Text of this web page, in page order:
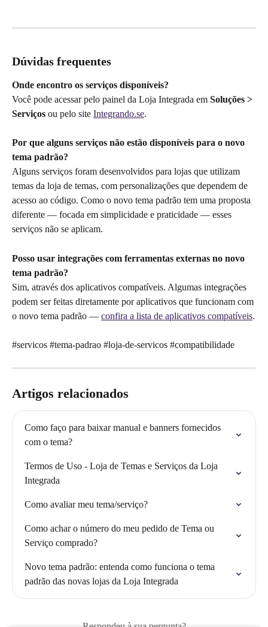
Dúvidas frequentes
Onde encontro os serviços disponíveis?
Você pode acessar pelo painel da Loja Integrada em Soluções >
Serviços ou pelo site Integrando.se.
Por que alguns serviços não estão disponíveis para o novo
tema padrão?
Alguns serviços foram desenvolvidos para lojas que utilizam
temas da loja de temas, com personalizações que dependem de
acesso ao código. Como o novo tema padrão tem uma proposta
diferente — focada em simplicidade e praticidade — esses
serviços não se aplicam.
Posso usar integrações com ferramentas externas no novo
tema padrão?
Sim, através dos aplicativos compatíveis. Algumas integrações
podem ser feitas diretamente por aplicativos que funcionam com
o novo tema padrão — confira a lista de aplicativos compatíveis.
#servicos #tema-padrao #loja-de-servicos #compatibilidade
Artigos relacionados
Como faço para baixar manual e banners fornecidos
com o tema?
Termos de Uso - Loja de Temas e Serviços da Loja
Integrada
Como avaliar meu tema/serviço?
Como achar o número do meu pedido de Tema ou
Serviço comprado?
Novo tema padrão: entenda como funciona o tema
padrão das novas lojas da Loja Integrada